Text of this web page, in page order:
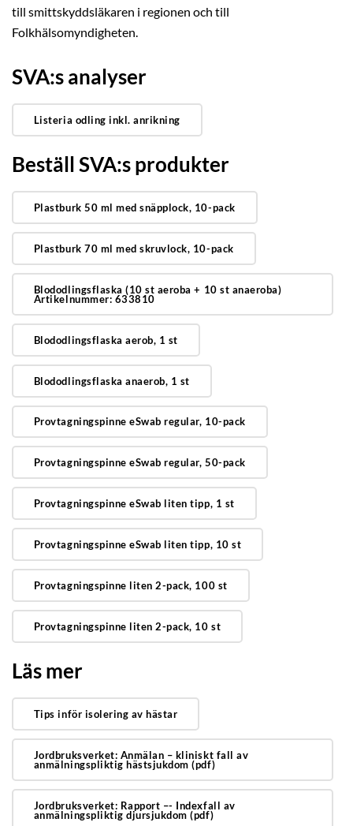
till smittskyddsläkaren i regionen och till
Folkhälsomyndigheten.
SVA:s analyser
Listeria odling inkl. anrikning
Beställ SVA:s produkter
Plastburk 50 ml med snäpplock, 10-pack
Plastburk 70 ml med skruvlock, 10-pack
Blododlingsflaska (10 st aeroba + 10 st anaeroba)
Artikelnummer: 633810
Blododlingsflaska aerob, 1 st
Blododlingsflaska anaerob, 1 st
Provtagningspinne eSwab regular, 10-pack
Provtagningspinne eSwab regular, 50-pack
Provtagningspinne eSwab liten tipp, 1 st
Provtagningspinne eSwab liten tipp, 10 st
Provtagningspinne liten 2-pack, 100 st
Provtagningspinne liten 2-pack, 10 st
Läs mer
Tips inför isolering av hästar
Jordbruksverket: Anmälan – kliniskt fall av
anmälningspliktig hästsjukdom (pdf)
Jordbruksverket: Rapport –- Indexfall av
anmälningspliktig djursjukdom (pdf)